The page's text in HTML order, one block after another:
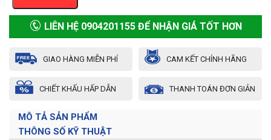
LIÊN HỆ 0904201155 ĐỂ NHẬN GIÁ TỐT HƠN
GIAO HÀNG MIỄN PHÍ CAM KẾT CHÍNH HÃNG
CHIẾT KHẤU HẤP DẪN THANH TOÁN ĐƠN GIẢN
MÔ TẢ SẢN PHẨM
THÔNG SỐ KỸ THUẬT